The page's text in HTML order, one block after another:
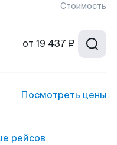
Стоимость
от 19 437 ₽
Посмотреть цены
рейсов